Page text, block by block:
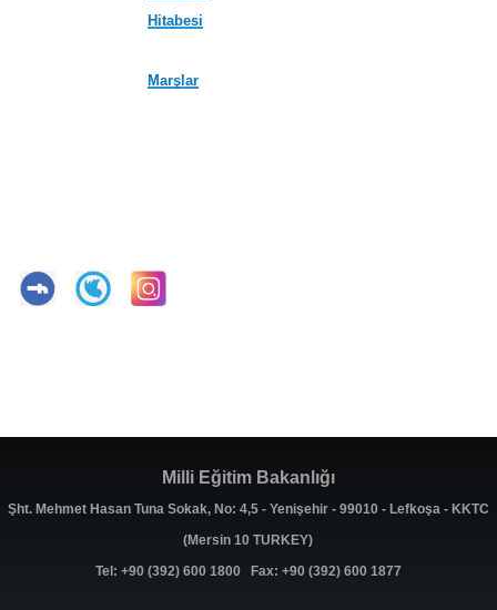
Hitabesi
Marşlar
Milli Eğitim Bakanlığı
Şht. Mehmet Hasan Tuna Sokak, No: 4,5 - Yenişehir - 99010 - Lefkoşa - KKTC
(Mersin 10 TURKEY)
Tel: +90 (392) 600 1800 Fax: +90 (392) 600 1877